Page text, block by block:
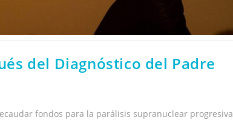
del Diagnóstico del Padre
fondos para la parálisis supranuclear progresiva